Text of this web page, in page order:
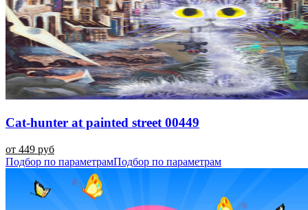
Cat-hunter at painted street 00449
от 449 руб
Подбор по параметрамПодбор по параметрам